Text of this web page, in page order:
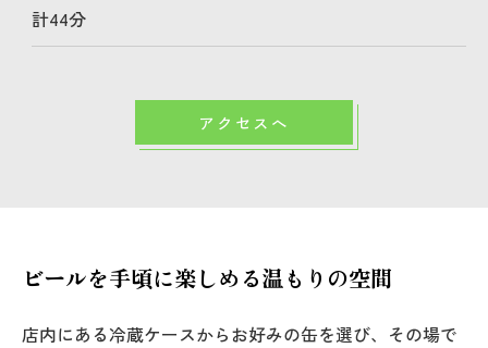
計44分
アクセスへ
ビールを手頃に楽しめる温もりの空間
店内にある冷蔵ケースからお好みの缶を選び、その場で